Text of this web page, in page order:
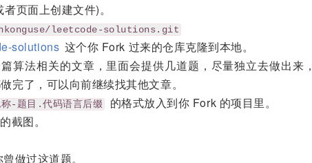
页面上创建文件)。
leetcode-solutions.git
solutions 这个你 Fork 过来的仓库克隆到本地。
算法相关的文章，里面会提供几道题，尽量独立去做出来
完了，可以向前继续找其他文章。
题目.代码语言后缀
的格式放入到你 Fork 的项目里。
截图。
做过这道题。